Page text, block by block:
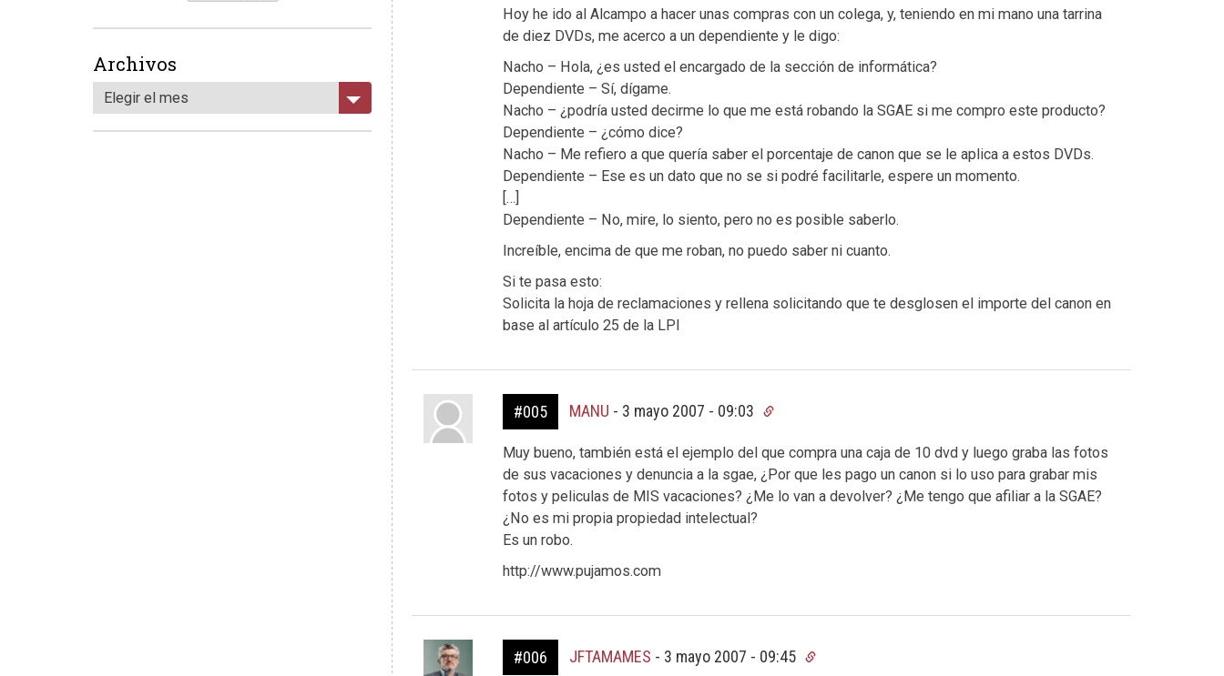
Hoy he ido al Alcampo a hacer unas compras con un colega, y, teniendo en mi mano una tarrina
de diez DVDs, me acerco a un dependiente y le digo:
Nacho – Hola, ¿es usted el encargado de la sección de informática?
Dependiente – Sí, dígame.
Nacho – ¿podría usted decirme lo que me está robando la SGAE si me compro este producto?
Dependiente – ¿cómo dice?
Nacho – Me refiero a que quería saber el porcentaje de canon que se le aplica a estos DVDs.
Dependiente – Ese es un dato que no se si podré facilitarle, espere un momento.
[…]
Dependiente – No, mire, lo siento, pero no es posible saberlo.
Increíble, encima de que me roban, no puedo saber ni cuanto.
Si te pasa esto:
Solicita la hoja de reclamaciones y rellena solicitando que te desglosen el importe del canon en
base al artículo 25 de la LPI
#005 MANU - 3 mayo 2007 - 09:03
Muy bueno, también está el ejemplo del que compra una caja de 10 dvd y luego graba las fotos
de sus vacaciones y denuncia a la sgae, ¿Por que les pago un canon si lo uso para grabar mis
fotos y peliculas de MIS vacaciones? ¿Me lo van a devolver? ¿Me tengo que afiliar a la SGAE?
¿No es mi propia propiedad intelectual?
Es un robo.
http://www.pujamos.com
#006 JFTAMAMES - 3 mayo 2007 - 09:45
Archivos
Elegir el mes